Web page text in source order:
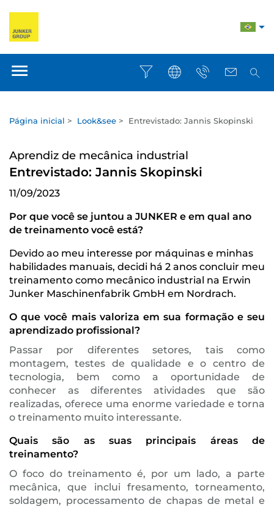
Página inicial > Look&see > Entrevistado: Jannis Skopinski
Aprendiz de mecânica industrial
Entrevistado: Jannis Skopinski
11/09/2023
Por que você se juntou a JUNKER e em qual ano
de treinamento você está?
Devido ao meu interesse por máquinas e minhas
habilidades manuais, decidi há 2 anos concluir meu
treinamento como mecânico industrial na Erwin
Junker Maschinenfabrik GmbH em Nordrach.
O que você mais valoriza em sua formação e seu
aprendizado profissional?
Passar por diferentes setores, tais como
montagem, testes de qualidade e o centro de
tecnologia, bem como a oportunidade de
conhecer as diferentes atividades que são
realizadas, oferece uma enorme variedade e torna
o treinamento muito interessante.
Quais são as suas principais áreas de
treinamento?
O foco do treinamento é, por um lado, a parte
mecânica, que inclui fresamento, torneamento,
soldagem, processamento de chapas de metal e